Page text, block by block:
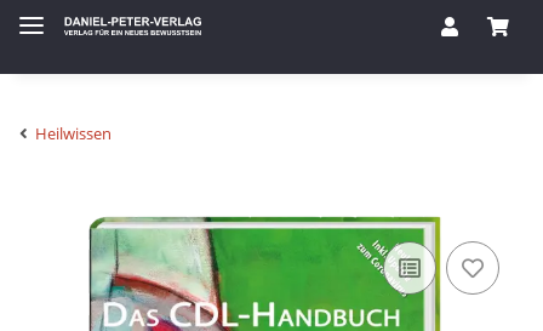
Heilwissen